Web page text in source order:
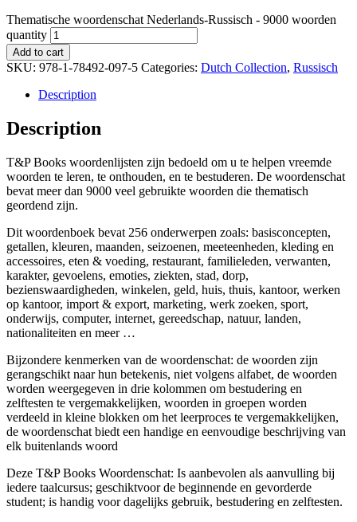
Thematische woordenschat Nederlands-Russisch - 9000 woorden
quantity
Add to cart
SKU: 978-1-78492-097-5 Categories: Dutch Collection, Russisch
Description
Description
T&P Books woordenlijsten zijn bedoeld om u te helpen vreemde
woorden te leren, te onthouden, en te bestuderen. De woordenschat
bevat meer dan 9000 veel gebruikte woorden die thematisch
geordend zijn.
Dit woordenboek bevat 256 onderwerpen zoals: basisconcepten,
getallen, kleuren, maanden, seizoenen, meeteenheden, kleding en
accessoires, eten & voeding, restaurant, familieleden, verwanten,
karakter, gevoelens, emoties, ziekten, stad, dorp,
bezienswaardigheden, winkelen, geld, huis, thuis, kantoor, werken
op kantoor, import & export, marketing, werk zoeken, sport,
onderwijs, computer, internet, gereedschap, natuur, landen,
nationaliteiten en meer …
Bijzondere kenmerken van de woordenschat: de woorden zijn
gerangschikt naar hun betekenis, niet volgens alfabet, de woorden
worden weergegeven in drie kolommen om bestudering en
zelftesten te vergemakkelijken, woorden in groepen worden
verdeeld in kleine blokken om het leerproces te vergemakkelijken,
de woordenschat biedt een handige en eenvoudige beschrijving van
elk buitenlands woord
Deze T&P Books Woordenschat: Is aanbevolen als aanvulling bij
iedere taalcursus; geschiktvoor de beginnende en gevorderde
student; is handig voor dagelijks gebruik, bestudering en zelftesten.